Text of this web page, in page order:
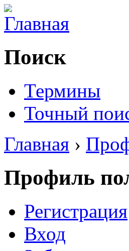
Поиск
Термины
Точный
Главная ›
Профиль
Регистрация
Вход